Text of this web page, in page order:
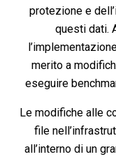
protezione e
questi dati.
merito a
eseguire
Le modifiche alle
file
all’interno di un